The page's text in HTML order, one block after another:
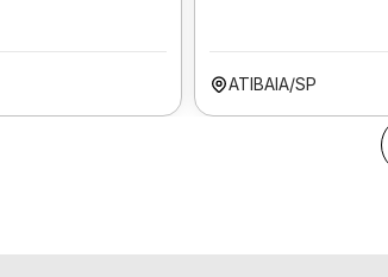
ATIBAIA/SP